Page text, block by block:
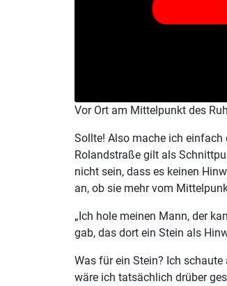
Vor Ort am Mittelpunkt des
Sollte! Also mache ich einfach
Rolandstraße gilt als
nicht sein, dass es keinen
an, ob sie mehr vom
„Ich hole meinen Mann, der
gab, das dort ein Stein als
Was für ein Stein? Ich
wäre ich tatsächlich drüber